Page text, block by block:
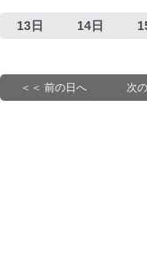
13日 14日
＜＜ 前の日へ 次